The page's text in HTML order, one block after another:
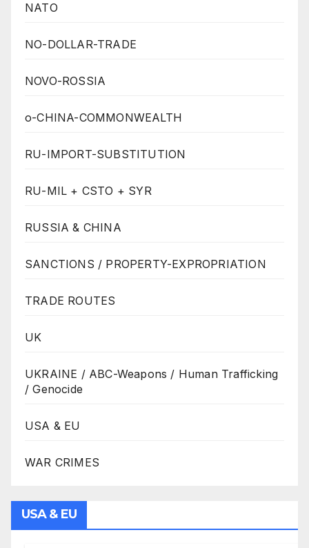
NATO
NO-DOLLAR-TRADE
NOVO-ROSSIA
o-CHINA-COMMONWEALTH
RU-IMPORT-SUBSTITUTION
RU-MIL + CSTO + SYR
RUSSIA & CHINA
SANCTIONS / PROPERTY-EXPROPRIATION
TRADE ROUTES
UK
UKRAINE / ABC-Weapons / Human Trafficking
/ Genocide
USA & EU
WAR CRIMES
USA & EU